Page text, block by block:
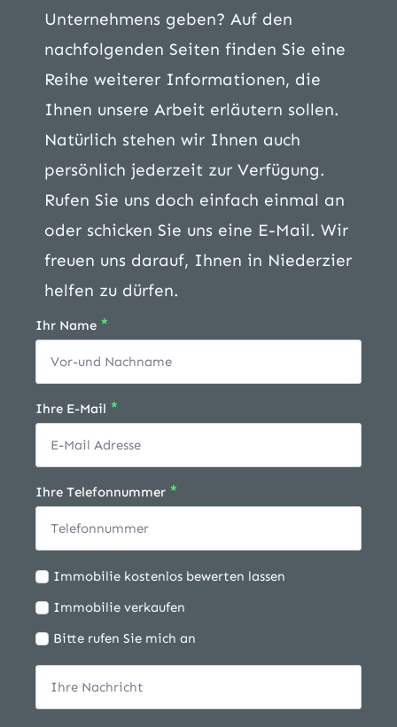
Unternehmens geben? Auf den
nachfolgenden Seiten finden Sie eine
Reihe weiterer Informationen, die
Ihnen unsere Arbeit erläutern sollen.
Natürlich stehen wir Ihnen auch
persönlich jederzeit zur Verfügung.
Rufen Sie uns doch einfach einmal an
oder schicken Sie uns eine E-Mail. Wir
freuen uns darauf, Ihnen in Niederzier
helfen zu dürfen.
Ihr Name *
Ihre E-Mail *
Ihre Telefonnummer *
Ich
möchte:
Immobilie kostenlos bewerten lassen
Immobilie verkaufen
Bitte rufen Sie mich an